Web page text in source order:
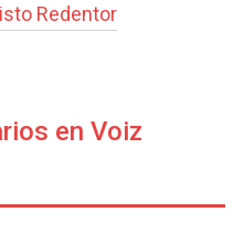
Redentor
en Voiz